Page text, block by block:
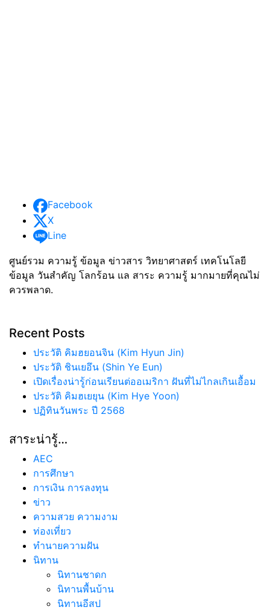
Facebook
X
Line
ศูนย์รวม ความรู้ ข้อมูล ข่าวสาร วิทยาศาสตร์ เทคโนโลยี
ข้อมูล วันสำคัญ โลกร้อน แล สาระ ความรู้ มากมายที่คุณไม่
ควรพลาด.
Recent Posts
ประวัติ คิมฮยอนจิน (Kim Hyun Jin)
ประวัติ ชินเยอึน (Shin Ye Eun)
เปิดเรื่องน่ารู้ก่อนเรียนต่ออเมริกา ฝันที่ไม่ไกลเกินเอื้อม
ประวัติ คิมฮเยยุน (Kim Hye Yoon)
ปฏิทินวันพระ ปี 2568
สาระน่ารู้…
AEC
การศึกษา
การเงิน การลงทุน
ข่าว
ความสวย ความงาม
ท่องเที่ยว
ทํานายความฝัน
นิทาน
นิทานชาดก
นิทานพื้นบ้าน
นิทานอีสป